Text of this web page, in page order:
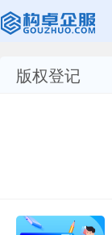
版权登记